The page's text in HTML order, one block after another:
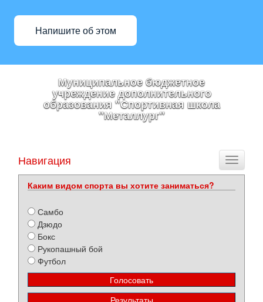
Напишите об этом
Муниципальное бюджетное
учреждение дополнительного
образования "Спортивная школа
"Металлург"
Toggle
Навигация
Каким видом спорта вы хотите заниматься?
Самбо
Дзюдо
Бокс
Рукопашный бой
Футбол